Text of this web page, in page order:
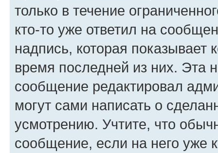
только в течение
кто-то уже ответил на
надпись, которая показывает
время последней из них. Эта
сообщение редактировал
могут сами написать о
усмотрению. Учтите, что
сообщение, если на него уже